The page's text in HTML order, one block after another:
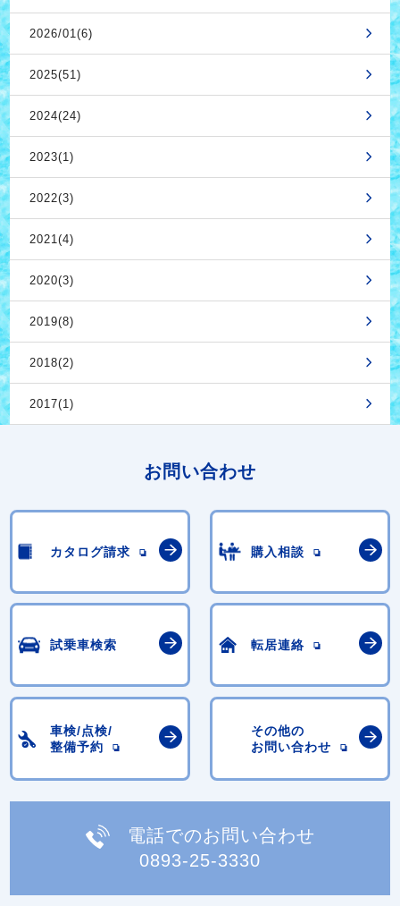
2026/01(6)
2025(51)
2024(24)
2023(1)
2022(3)
2021(4)
2020(3)
2019(8)
2018(2)
2017(1)
お問い合わせ
カタログ請求 購入相談
試乗車検索 転居連絡
車検/点検/
整備予約
その他の
お問い合わせ
電話でのお問い合わせ
0893-25-3330